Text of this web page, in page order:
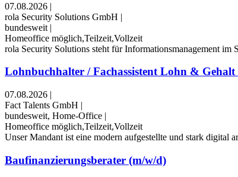
07.08.2026 |
rola Security Solutions GmbH |
bundesweit |
Homeoffice möglich,Teilzeit,Vollzeit
rola Security Solutions steht für Informationsmanagement im
Lohnbuchhalter / Fachassistent Lohn &
07.08.2026 |
Fact Talents GmbH |
bundesweit, Home-Office |
Homeoffice möglich,Teilzeit,Vollzeit
Unser Mandant ist eine modern aufgestellte und stark digital
Baufinanzierungsberater (m/w/d)